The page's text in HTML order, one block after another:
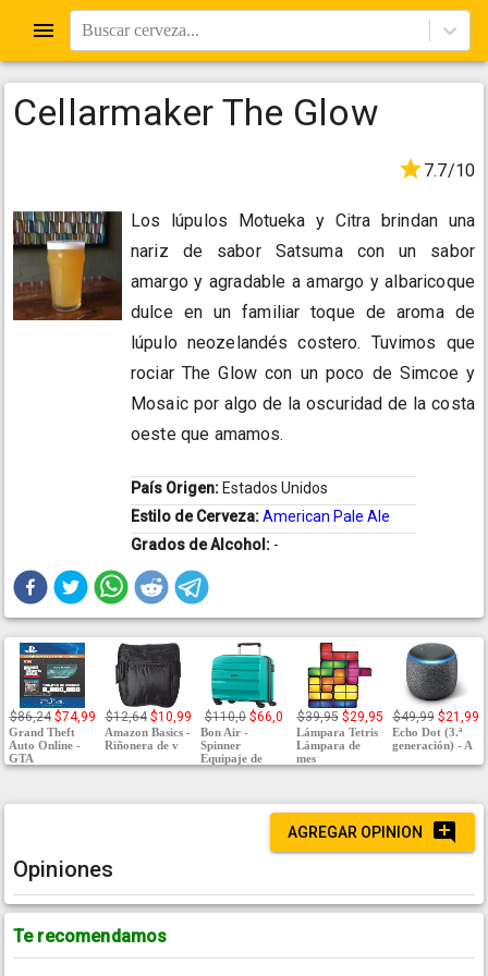
Buscar cerveza...
Cellarmaker The Glow
7.7/10
Los lúpulos Motueka y Citra brindan una
nariz de sabor Satsuma con un sabor
amargo y agradable a amargo y albaricoque
dulce en un familiar toque de aroma de
lúpulo neozelandés costero. Tuvimos que
rociar The Glow con un poco de Simcoe y
Mosaic por algo de la oscuridad de la costa
oeste que amamos.
País Origen: Estados Unidos
Estilo de Cerveza:American Pale Ale
Grados de Alcohol: -
$86,24 $74,99
Grand Theft
Auto Online -
GTA
$12,64 $10,99
Amazon Basics -
Riñonera de v
$110,0 $66,0
Bon Air -
Spinner
Equipaje de
$39,95 $29,95
Lámpara Tetris
Lámpara de
mes
$49,99 $21,99
Echo Dot (3.ª
generación) - A
AGREGAR OPINION
Opiniones
Te recomendamos